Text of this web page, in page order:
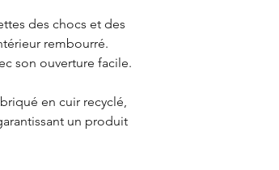
des chocs et des
rembourré.
son ouverture facile.
en cuir recyclé,
un produit